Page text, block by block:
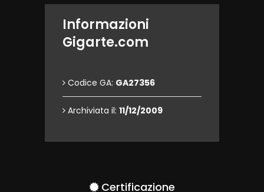
Informazioni
Gigarte.com
Codice GA: GA27356
Archiviata il: 11/12/2009
Certificazione